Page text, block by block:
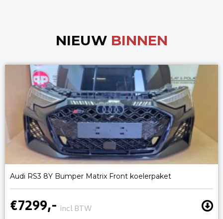
NIEUW BINNEN
Audi RS3 8Y Bumper Matrix Front koelerpaket
€7299,- incl BTW